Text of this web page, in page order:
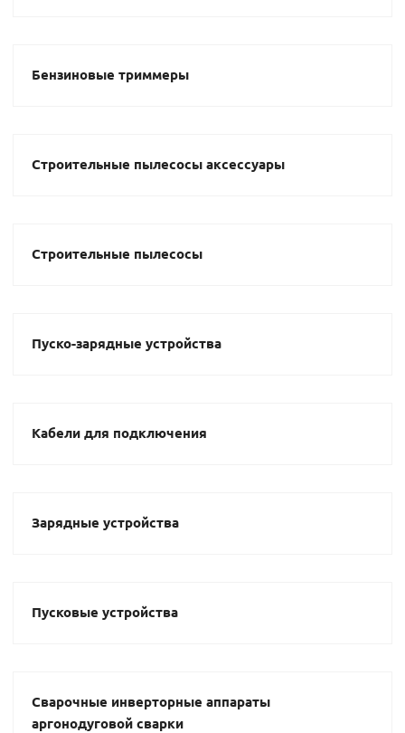
Бензиновые триммеры
Строительные пылесосы аксессуары
Строительные пылесосы
Пуско-зарядные устройства
Кабели для подключения
Зарядные устройства
Пусковые устройства
Сварочные инверторные аппараты
аргонодуговой сварки